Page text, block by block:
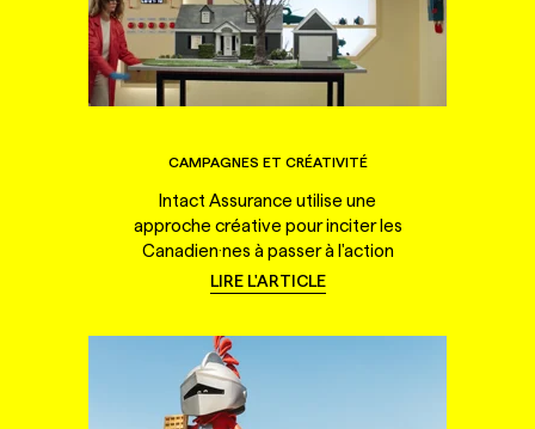
CAMPAGNES ET CRÉATIVITÉ
Intact Assurance utilise une
approche créative pour inciter les
Canadien·nes à passer à l'action
LIRE L'ARTICLE